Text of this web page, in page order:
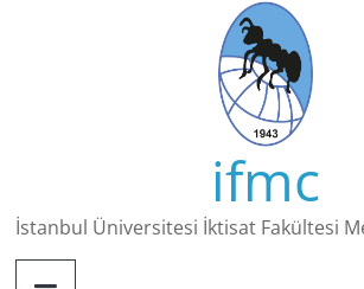
ifmc
İstanbul Üniversitesi İktisat Fakültesi